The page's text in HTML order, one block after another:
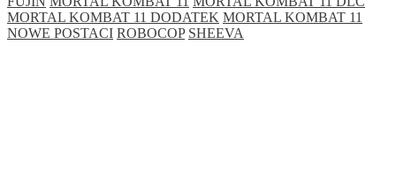
MORTAL KOMBAT 11 DODATEK MORTAL KOMBAT 11
NOWE POSTACI ROBOCOP SHEEVA